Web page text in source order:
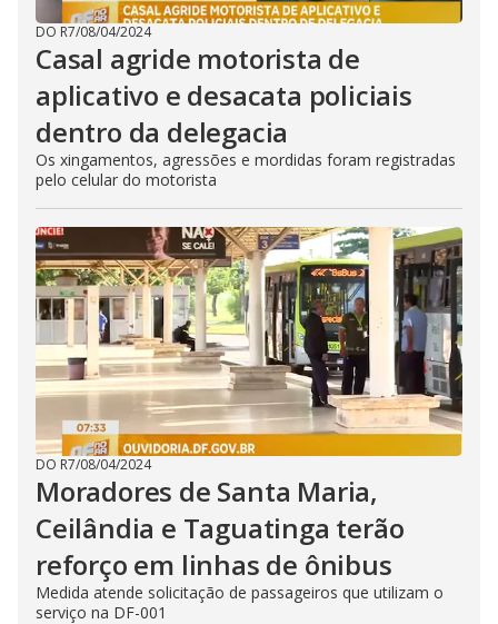
DO R7/08/04/2024
Casal agride motorista de
aplicativo e desacata policiais
dentro da delegacia
Os xingamentos, agressões e mordidas foram registradas
pelo celular do motorista
DO R7/08/04/2024
Moradores de Santa Maria,
Ceilândia e Taguatinga terão
reforço em linhas de ônibus
Medida atende solicitação de passageiros que utilizam o
serviço na DF-001